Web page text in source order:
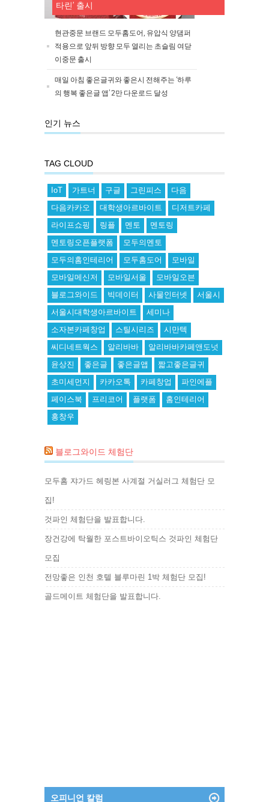
타린’ 출시
현관중문 브랜드 모두홈도어, 유압식 양댐퍼
적용으로 앞뒤 방향 모두 열리는 초슬림 여닫
이중문 출시
매일 아침 좋은글귀와 좋은시 전해주는 ‘하루
의 행복 좋은글 앱’ 2만 다운로드 달성
인기 뉴스
TAG CLOUD
IoT 가트너 구글 그린피스
다음
다음카카오
대학생아르바이트
디저트카페
라이프쇼핑
링플 멘토
멘토링
멘토링오픈플랫폼
모두의멘토
모두의홈인테리어
모두홈도어
모바일
모바일메신저
모바일서울
모바일오븐
블로그와이드
빅데이터 사물인터넷
서울시
서울시대학생아르바이트
세미나
소자본카페창업
스틸시리즈
시만텍
씨디네트웍스
알리바바
알리바바카페앤도넛
윤상진
좋은글 좋은글앱
짧고좋은글귀
초미세먼지
카카오톡 카페창업
파인에플
페이스북
프리코어 플랫폼
홈인테리어
홍창우
블로그와이드 체험단
모두홈 쟈가드 헤링본 사계절 거실러그 체험단 모
집!
것파인 체험단을 발표합니다.
장건강에 탁월한 포스트바이오틱스 것파인 체험단
모집
전망좋은 인천 호텔 블루마린 1박 체험단 모집!
골드메이트 체험단을 발표합니다.
오피니언 칼럼